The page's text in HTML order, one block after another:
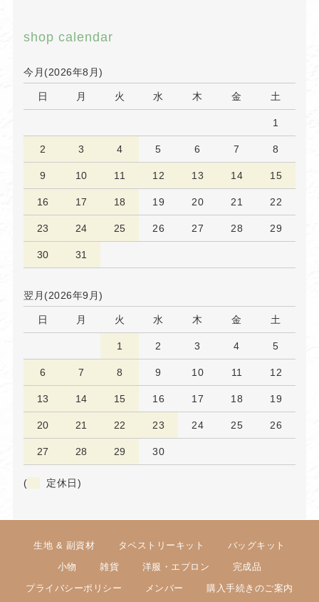
shop calendar
今月(2026年8月)
日 月 火 水 木 金 土
1
2 3 4 5 6 7 8
9 10 11 12 13 14 15
16 17 18 19 20 21 22
23 24 25 26 27 28 29
30 31
翌月(2026年9月)
日 月 火 水 木 金 土
1 2 3 4 5
6 7 8 9 10 11 12
13 14 15 16 17 18 19
20 21 22 23 24 25 26
27 28 29 30
( 定休日)
生地 & 副資材 タペストリーキット バッグキット
小物 雑貨 洋服・エプロン 完成品
プライバシーポリシー メンバー 購入手続きのご案内